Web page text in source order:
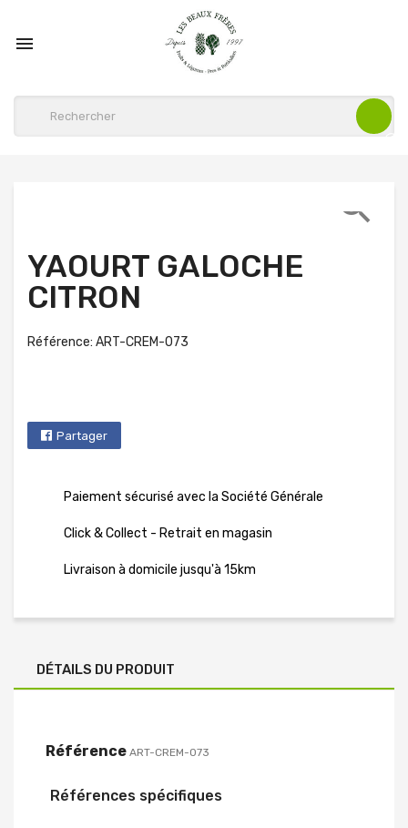


YAOURT GALOCHE
CITRON
Référence: ART-CREM-073
Partager
Paiement sécurisé avec la Société Générale
Click & Collect - Retrait en magasin
Livraison à domicile jusqu'à 15km
DÉTAILS DU PRODUIT
Référence ART-CREM-073
Références spécifiques